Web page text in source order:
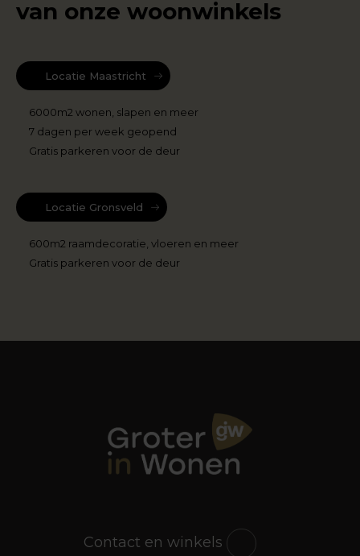
van onze woonwinkels
Locatie Maastricht
6000m2 wonen, slapen en meer
7 dagen per week geopend
Gratis parkeren voor de deur
Locatie Gronsveld
600m2 raamdecoratie, vloeren en meer
Gratis parkeren voor de deur
Contact en winkels